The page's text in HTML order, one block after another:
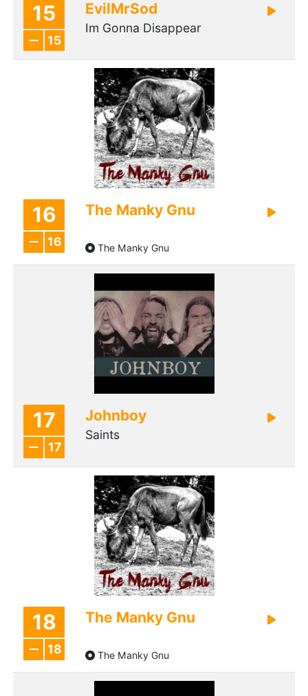
15
15
EvilMrSod
Im Gonna Disappear
16
16
The Manky Gnu
The Manky Gnu
17
17
Johnboy
Saints
18
18
The Manky Gnu
The Manky Gnu